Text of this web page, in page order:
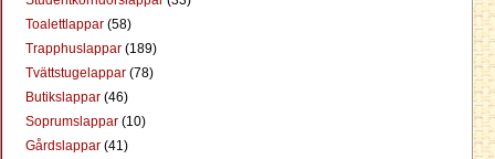
Toalettlappar (58)
Trapphuslappar (189)
Tvättstugelappar (78)
Butikslappar (46)
Soprumslappar (10)
Gårdslappar (41)